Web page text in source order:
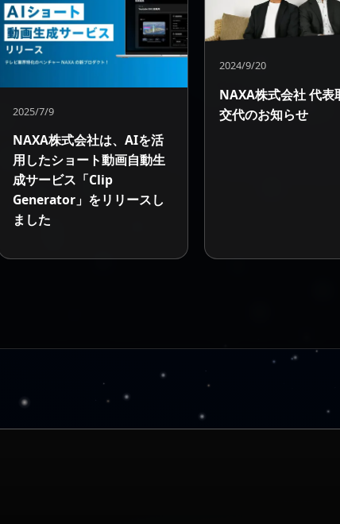
2025/7/9
NAXA株式会社は、AIを活
用したショート動画自動生
成サービス「Clip
Generator」をリリースし
ました
2024/9/20
NAXA株式会社 代表
交代のお知らせ